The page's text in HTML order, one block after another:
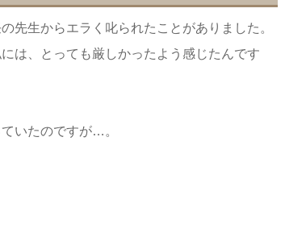
先生からエラく叱られたことがありました。
は、とっても厳しかったよう感じたんです
いたのですが…。